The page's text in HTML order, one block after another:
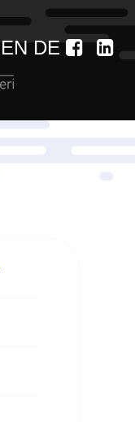
EN DE